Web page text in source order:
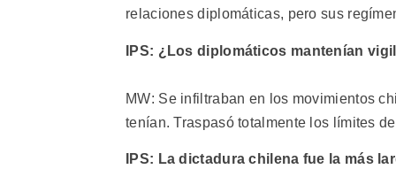
relaciones diplomáticas, pero sus
IPS: ¿Los diplomáticos mantenían
MW: Se infiltraban en los movimientos
tenían. Traspasó totalmente los límites
IPS: La dictadura chilena fue la más